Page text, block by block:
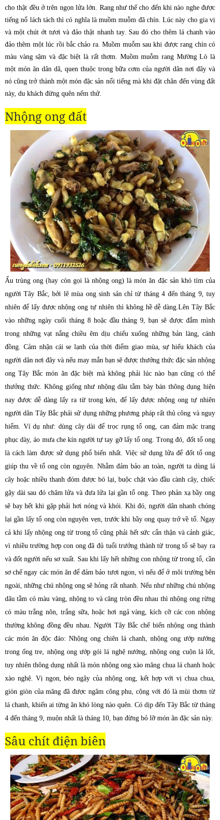
cho thật đều ở trên ngọn lửa lớn. Rang như thế cho đến khi nào nghe được
tiếng nổ lách tách thì có nghĩa là muồm muỗm đã chín. Lúc này cho gia vị
và một chút ớt tươi và đảo thật nhanh tay. Sau đó cho thêm lá chanh vào
đảo thêm một lúc rồi bắc chảo ra. Muồm muỗm sau khi được rang chín có
màu vàng sậm và đặc biệt là rất thơm. Muồm muỗm rang Mường Lò là
một món ăn dân dã, quen thuộc trong bữa cơm của người dân nơi đây và
nó cũng trở thành một món đặc sản nổi tiếng mà khi đặt chân đến vùng đất
này, du khách đừng quên nếm thử.
Nhộng ong đất
Ấu trùng ong (hay còn gọi là nhộng ong) là món ăn đặc sản khó tìm của
người Tây Bắc, bởi lẽ mùa ong sinh sản chỉ từ tháng 4 đến tháng 9, tuy
nhiên để lấy được nhộng ong tự nhiên thì không hề dễ dàng.Lên Tây Bắc
vào những ngày cuối tháng 8 hoặc đầu tháng 9, bạn sẽ được đắm mình
trong những vạt nắng chiều êm dịu chiếu xuống những bản làng, cánh
đồng. Cảm nhận cái se lạnh của thời điểm giao mùa, sự hiếu khách của
người dân nơi đây và nếu may mắn bạn sẽ được thưởng thức đặc sản nhộng
ong Tây Bắc món ăn đặc biệt mà không phải lúc nào bạn cũng có thể
thưởng thức. Không giống như nhộng dâu tằm bày bán thông dụng hiện
nay được dễ dàng lấy ra từ trong kén, để lấy được nhộng ong tự nhiên
người dân Tây Bắc phải sử dụng những phương pháp rất thủ công và nguy
hiểm. Ví dụ như: dùng cây dài để trọc rụng tổ ong, can đảm mặc trang
phục dày, áo mưa che kín người tự tay gỡ lấy tổ ong. Trong đó, đốt tổ ong
là cách làm được sử dụng phổ biến nhất. Việc sử dụng lửa để đốt tổ ong
giúp thu về tổ ong còn nguyên. Nhằm đảm bảo an toàn, người ta dùng lá
cây hoặc nhiều thanh đóm được bó lại, buộc chặt vào đầu cành cây, chiếc
gậy dài sau đó châm lửa và đưa lửa lại gần tổ ong. Theo phản xạ bầy ong
sẽ bay hết khi gặp phải hơi nóng và khói. Khi đó, người dân nhanh chóng
lại gần lấy tổ ong còn nguyên vẹn, trước khi bầy ong quay trở về tổ. Ngay
cả khi lấy nhộng ong từ trong tổ cũng phải hết sức cẩn thận và cảnh giác,
vì nhiều trường hợp con ong đã đủ tuổi trưởng thành từ trong tổ sẽ bay ra
và đốt người nếu sơ xuất. Sau khi lấy hết những con nhộng từ trong tổ, cần
sơ chế ngay các món ăn để đảm bảo tươi ngon, vì nếu để ở môi trường bên
ngoài, những chú nhộng ong sẽ hỏng rất nhanh. Nếu như những chú nhộng
dâu tằm có màu vàng, nhộng to và căng tròn đều nhau thì nhộng ong rừng
có màu trắng nõn, trắng sữa, hoặc hơi ngả vàng, kích cỡ các con nhộng
thường không đồng đều nhau. Người Tây Bắc chế biến nhộng ong thành
các món ăn độc đáo: Nhộng ong chiên lá chanh, nhộng ong ướp nướng
trong ống tre, nhộng ong ướp gói lá nghệ nướng, nhộng ong cuộn lá lốt,
tuy nhiên thông dụng nhất là món nhộng ong xào măng chua lá chanh hoặc
xào nghệ. Vị ngon, béo ngậy của nhộng ong, kết hợp với vị chua chua,
giòn giòn của măng đã được ngâm công phu, cộng với đó là mùi thơm từ
lá chanh, khiến ai từng ăn khó lòng nào quên. Có dịp đến Tây Bắc từ tháng
4 đến tháng 9, muộn nhất là tháng 10, bạn đừng bỏ lỡ món ăn đặc sản này.
Sâu chít điện biên